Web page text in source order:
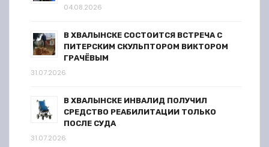
04.08.2026
В ХВАЛЫНСКЕ СОСТОИТСЯ ВСТРЕЧА С
ПИТЕРСКИМ СКУЛЬПТОРОМ ВИКТОРОМ
ГРАЧЁВЫМ
31.07.2026
В ХВАЛЫНСКЕ ИНВАЛИД ПОЛУЧИЛ
СРЕДСТВО РЕАБИЛИТАЦИИ ТОЛЬКО
ПОСЛЕ СУДА
31.07.2026